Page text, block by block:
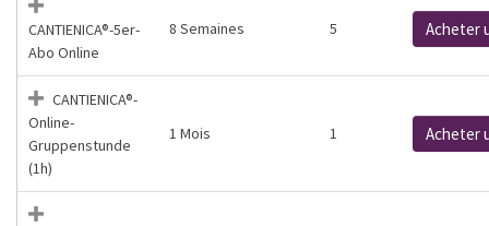
CANTIENICA®-5er-
Abo Online
8 Semaines 5 Acheter
CANTIENICA®-
Online-
Gruppenstunde
(1h)
1 Mois 1 Acheter